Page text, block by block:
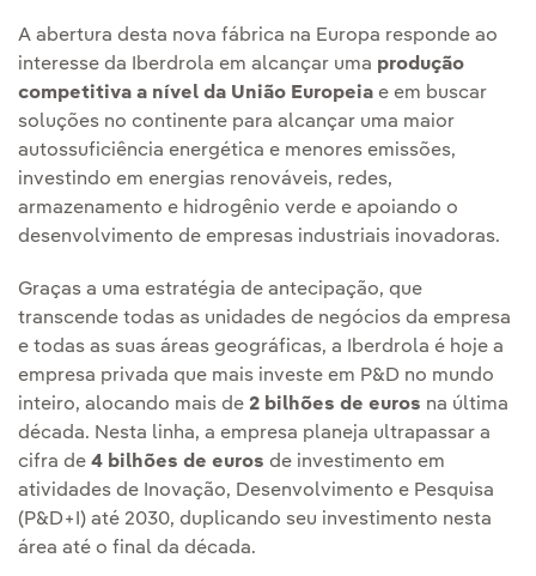
A abertura desta nova fábrica na Europa responde ao
interesse da Iberdrola em alcançar uma produção
competitiva a nível da União Europeia e em buscar
soluções no continente para alcançar uma maior
autossuficiência energética e menores emissões,
investindo em energias renováveis, redes,
armazenamento e hidrogênio verde e apoiando o
desenvolvimento de empresas industriais inovadoras.
Graças a uma estratégia de antecipação, que
transcende todas as unidades de negócios da empresa
e todas as suas áreas geográficas, a Iberdrola é hoje a
empresa privada que mais investe em P&D no mundo
inteiro, alocando mais de 2 bilhões de euros na última
década. Nesta linha, a empresa planeja ultrapassar a
cifra de 4 bilhões de euros de investimento em
atividades de Inovação, Desenvolvimento e Pesquisa
(P&D+I) até 2030, duplicando seu investimento nesta
área até o final da década.